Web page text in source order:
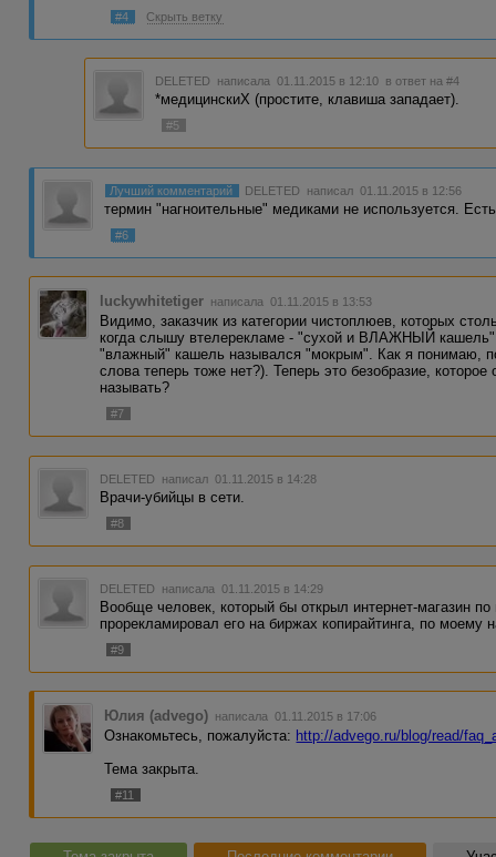
#4 Скрыть ветку
DELETED написала 01.11.2015 в 12:10 в ответ на #4
*медицинскиХ (простите, клавиша западает).
#5
Лучший комментарий DELETED написал 01.11.2015 в 12:56
термин "нагноительные" медиками не используется.
#6
luckywhitetiger написала 01.11.2015 в 13:53
Видимо, заказчик из категории чистоплюев, которых
когда слышу втелерекламе - "сухой и ВЛАЖНЫЙ
"влажный" кашель назывался "мокрым". Как я понимаю,
слова теперь тоже нет?). Теперь это безобразие,
называть?
#7
DELETED написал 01.11.2015 в 14:28
Врачи-убийцы в сети.
#8
DELETED написала 01.11.2015 в 14:29
Вообще человек, который бы открыл интернет-магазин
прорекламировал его на биржах копирайтинга, по моему
#9
Юлия (advego) написала 01.11.2015 в 17:06
Ознакомьтесь, пожалуйста: http://advego.ru/blog/read/
Тема закрыта.
#11